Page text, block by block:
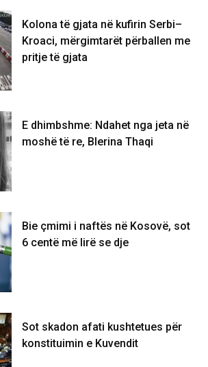
Kolona të gjata në kufirin Serbi–
Kroaci, mërgimtarët përballen me
pritje të gjata
E dhimbshme: Ndahet nga jeta në
moshë të re, Blerina Thaqi
Bie çmimi i naftës në Kosovë, sot
6 centë më lirë se dje
Sot skadon afati kushtetues për
konstituimin e Kuvendit